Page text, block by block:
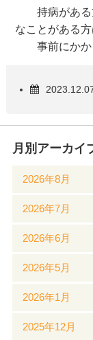
持病がある
なことがある方
事前にかか
月別アーカイ
2026年8月
2026年7月
2026年6月
2026年5月
2026年1月
2025年12月